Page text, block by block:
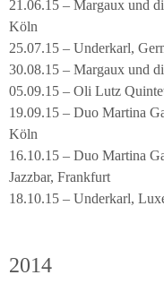
21.06.15 – Margaux und
Köln
25.07.15 – Underkarl,
30.08.15 – Margaux und
05.09.15 – Oli Lutz
19.09.15 – Duo Martina
Köln
16.10.15 – Duo Martina
Jazzbar, Frankfurt
18.10.15 – Underkarl,
2014